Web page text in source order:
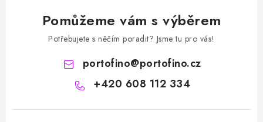
Pomůžeme vám s výběrem
Potřebujete s něčím poradit? Jsme tu pro vás!
portofino@portofino.cz
+420 608 112 334